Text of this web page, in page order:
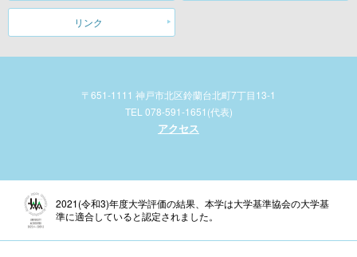
リンク
〒651-1111 神戸市北区鈴蘭台北町7丁目13-1
TEL 078-591-1651(代表)
アクセス
2021(令和3)年度大学評価の結果、本学は大学基準協会の大学基
準に適合していると認定されました。